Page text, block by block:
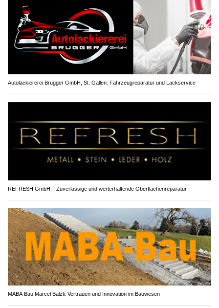
Autolackiererei Brugger GmbH, St. Gallen: Fahrzeugreparatur und Lackservice
REFRESH GmbH – Zuverlässige und werterhaltende Oberflächenreparatur
MABA Bau Marcel Balzli: Vertrauen und Innovation im Bauwesen